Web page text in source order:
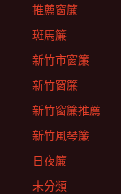
推薦窗簾
斑馬簾
新竹市窗簾
新竹窗簾
新竹窗簾推薦
新竹風琴簾
日夜簾
未分類